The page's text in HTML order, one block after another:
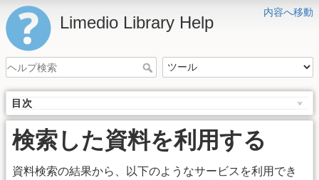
内容へ移動
Limedio Library Help
目次
検索した資料を利用する
資料検索の結果から、以下のようなサービスを利用でき